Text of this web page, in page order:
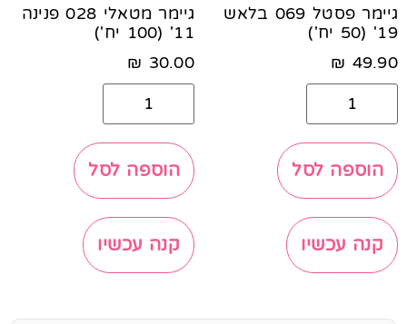
גיימר פסטל 069 בלאש
19' (50 יח')
49.90
₪
הוספה לסל
קנה עכשיו
גיימר מטאלי 028 פנינה
11' (100 יח')
30.00
₪
הוספה לסל
קנה עכשיו